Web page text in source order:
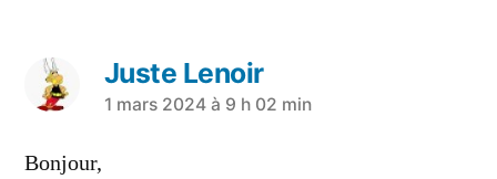
Juste Lenoir
1 mars 2024 à 9 h 02 min
Bonjour,